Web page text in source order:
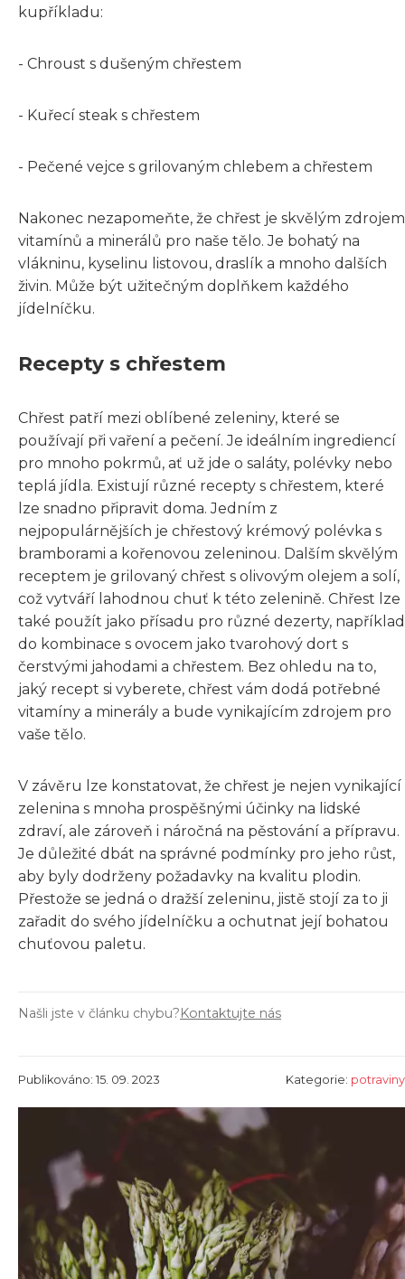
kupříkladu:
- Chroust s dušeným chřestem
- Kuřecí steak s chřestem
- Pečené vejce s grilovaným chlebem a chřestem
Nakonec nezapomeňte, že chřest je skvělým zdrojem
vitamínů a minerálů pro naše tělo. Je bohatý na
vlákninu, kyselinu listovou, draslík a mnoho dalších
živin. Může být užitečným doplňkem každého
jídelníčku.
Recepty s chřestem
Chřest patří mezi oblíbené zeleniny, které se
používají při vaření a pečení. Je ideálním ingrediencí
pro mnoho pokrmů, ať už jde o saláty, polévky nebo
teplá jídla. Existují různé recepty s chřestem, které
lze snadno připravit doma. Jedním z
nejpopulárnějších je chřestový krémový polévka s
bramborami a kořenovou zeleninou. Dalším skvělým
receptem je grilovaný chřest s olivovým olejem a solí,
což vytváří lahodnou chuť k této zelenině. Chřest lze
také použít jako přísadu pro různé dezerty, například
do kombinace s ovocem jako tvarohový dort s
čerstvými jahodami a chřestem. Bez ohledu na to,
jaký recept si vyberete, chřest vám dodá potřebné
vitamíny a minerály a bude vynikajícím zdrojem pro
vaše tělo.
V závěru lze konstatovat, že chřest je nejen vynikající
zelenina s mnoha prospěšnými účinky na lidské
zdraví, ale zároveň i náročná na pěstování a přípravu.
Je důležité dbát na správné podmínky pro jeho růst,
aby byly dodrženy požadavky na kvalitu plodin.
Přestože se jedná o dražší zeleninu, jistě stojí za to ji
zařadit do svého jídelníčku a ochutnat její bohatou
chuťovou paletu.
Našli jste v článku chybu?Kontaktujte nás
Publikováno: 15. 09. 2023 Kategorie: potraviny